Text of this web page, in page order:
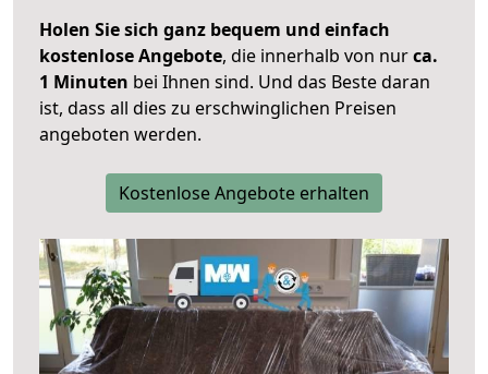
Holen Sie sich ganz bequem und einfach
kostenlose Angebote, die innerhalb von nurca.
1 Minuten bei Ihnen sind. Und das Beste daran
ist, dass all dies zu erschwinglichen Preisen
angeboten werden.
Kostenlose Angebote erhalten